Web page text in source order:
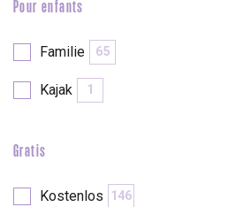
Pour enfants
Familie 65
Kajak 1
Gratis
Kostenlos 146